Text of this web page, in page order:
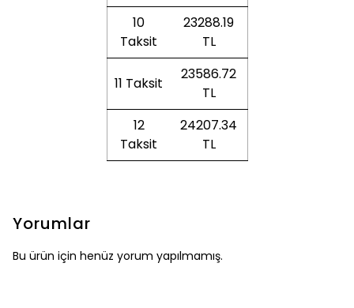
10
Taksit
23288.19
TL
11 Taksit
23586.72
TL
12
Taksit
24207.34
TL
Yorumlar
Bu ürün için henüz yorum yapılmamış.